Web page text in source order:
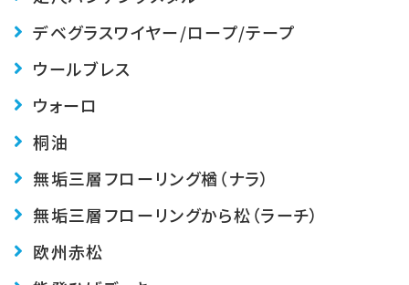
デベグラスワイヤー/ロープ/テープ
ウールブレス
ウォーロ
桐油
無垢三層フローリング楢（ナラ）
無垢三層フローリングから松（ラーチ）
欧州赤松